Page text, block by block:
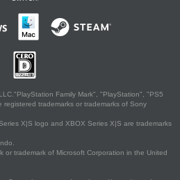
Family Mark", "PlayStation", "PS5
trademarks or trademarks of Sony
X|S logo and XBOX Series X|S are trademarks
or trademark of Microsoft Corporation in the United